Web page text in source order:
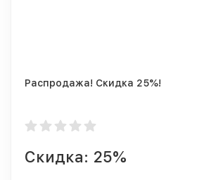
Распродажа! Скидка 25%!
Скидка: 25%